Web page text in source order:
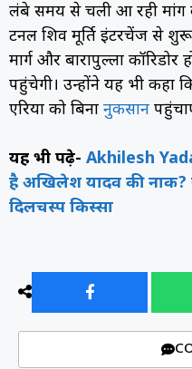
लंबे समय से चली आ रही मांग
टनल शिव मूर्ति इंटरचेंज से
मार्ग और बारापुल्ला
पहुंचेगी। उन्होंने यह भी कहा
एरिया को बिना नुकसान
यह भी पढ़े- Akhilesh
है अखिलेश यादव की नाक?
दिलचस्प किस्सा